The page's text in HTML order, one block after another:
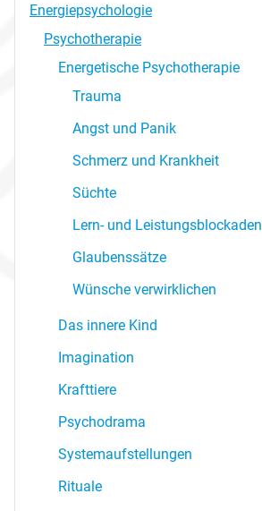
Energiepsychologie
Psychotherapie
Energetische Psychotherapie
Trauma
Angst und Panik
Schmerz und Krankheit
Süchte
Lern- und Leistungsblockaden
Glaubenssätze
Wünsche verwirklichen
Das innere Kind
Imagination
Krafttiere
Psychodrama
Systemaufstellungen
Rituale